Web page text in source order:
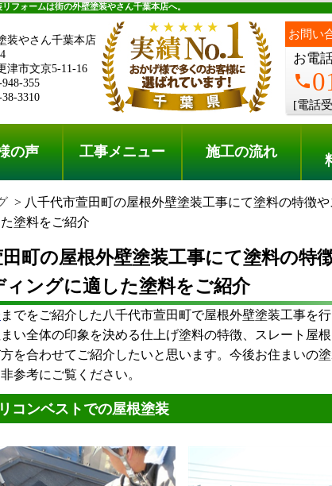
フォームは街の外壁塗装やさん千葉本店へ。
装やさん千葉本店
津市文京5-11-16
355
3310
お問い
お電
phone
[電話
料金プラン 無料点検
の声 工事メニュー 施工の流れ
八千代市萱田町の屋根外壁塗装工事にて塗料の特徴
塗料をご紹介
田町の屋根外壁塗装工事にて塗料の特
ィングに適した塗料をご紹介
までをご紹介した八千代市萱田町で屋根外壁塗装工事を
い全体の印象を決める仕上げ塗料の特徴、スレート屋
を合わせてご紹介したいと思います。今後お住まいの
参考にご覧ください。
コンベストでの屋根塗装